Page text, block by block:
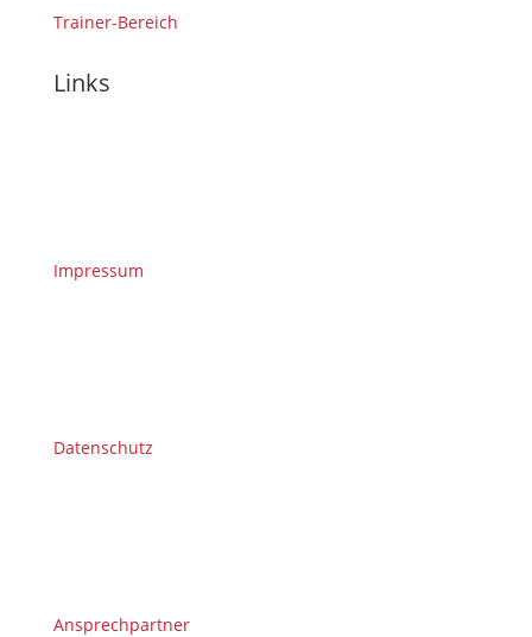
Trainer-Bereich
Links
Impressum
Datenschutz
Ansprechpartner